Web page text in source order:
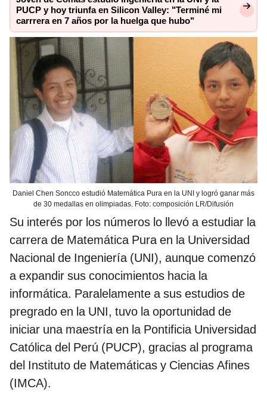
PUCP y hoy triunfa en Silicon Valley: "Terminé mi
carrrera en 7 años por la huelga que hubo"
Daniel Chen Soncco estudió Matemática Pura en la UNI y logró ganar más
de 30 medallas en olimpiadas. Foto: composición LR/Difusión
Su interés por los números lo llevó a estudiar la
carrera de Matemática Pura en la Universidad
Nacional de Ingeniería (UNI), aunque comenzó
a expandir sus conocimientos hacia la
informática. Paralelamente a sus estudios de
pregrado en la UNI, tuvo la oportunidad de
iniciar una maestría en la Pontificia Universidad
Católica del Perú (PUCP), gracias al programa
del Instituto de Matemáticas y Ciencias Afines
(IMCA).